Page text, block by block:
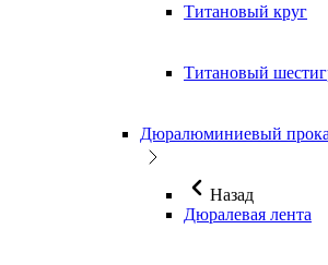
Титановый круг
Титановый
Дюралюминиевый
Назад
Дюралевая лента